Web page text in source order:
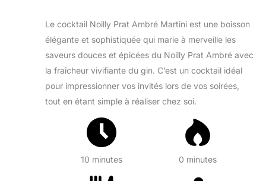
Le cocktail Noilly Prat Ambré Martini est une boisson
élégante et sophistiquée qui marie à merveille les
saveurs douces et épicées du Noilly Prat Ambré avec
la fraîcheur vivifiante du gin. C’est un cocktail idéal
pour impressionner vos invités lors de vos soirées,
tout en étant simple à réaliser chez soi.
10 minutes 0 minutes